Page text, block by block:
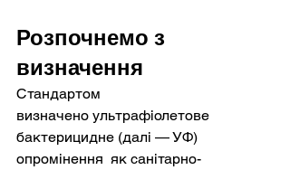
Розпочнемо з
визначення
Стандартом
визначено ультрафіолетове
бактерицидне (далі — УФ)
опромінення  як санітарно-